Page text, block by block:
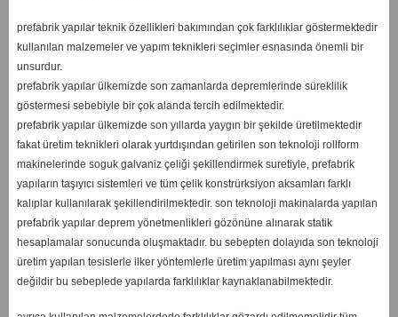
prefabrik yapılar teknik özellikleri bakımından çok farklılıklar göstermektedir
kullanılan malzemeler ve yapım teknikleri seçimler esnasında önemli bir
unsurdur.
prefabrik yapılar ülkemizde son zamanlarda depremlerinde süreklilik
göstermesi sebebiyle bir çok alanda tercih edilmektedir.
prefabrik yapılar ülkemizde son yıllarda yaygın bir şekilde üretilmektedir
fakat üretim teknikleri olarak yurtdışından getirilen son teknoloji rollform
makinelerinde soguk galvaniz çeliği şekillendirmek suretiyle, prefabrik
yapıların taşıyıcı sistemleri ve tüm çelik konstrürksiyon aksamları farklı
kalıplar kullanılarak şekillendirilmektedir. son teknoloji makinalarda yapılan
prefabrik yapılar deprem yönetmenlikleri gözönüne alınarak statik
hesaplamalar sonucunda oluşmaktadır. bu sebepten dolayıda son teknoloji
üretim yapılan tesislerle ilker yöntemlerle üretim yapılması aynı şeyler
değildir bu sebeplede yapılarda farklılıklar kaynaklanabilmektedir.